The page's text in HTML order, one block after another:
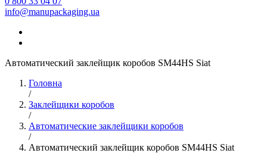
info@manupackaging.ua
Автоматический заклейщик коробов SM44HS Siat
Головна
/
Заклейщики коробов
/
Автоматические заклейщики коробов
/
Автоматический заклейщик коробов SM44HS Siat